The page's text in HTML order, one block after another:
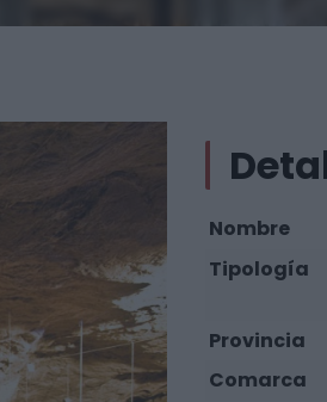
Nombre
Tipología
Provincia
Comarca